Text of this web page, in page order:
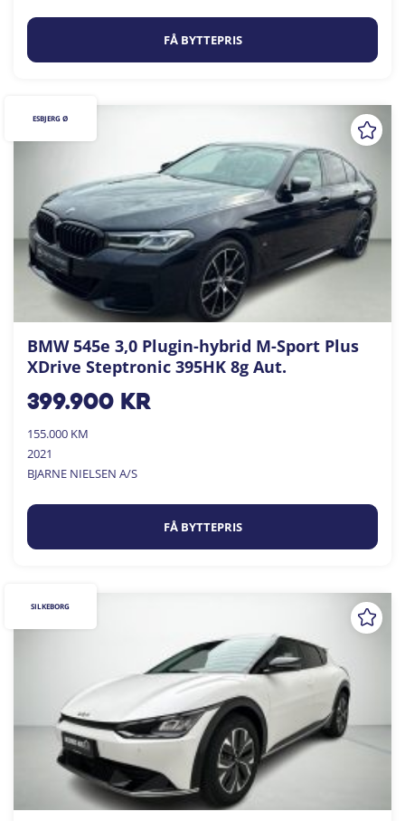
FÅ BYTTEPRIS
BMW 545e 3,0 Plugin-hybrid M-Sport Plus
XDrive Steptronic 395HK 8g Aut.
399.900kr
155.000 KM
2021
BJARNE NIELSEN A/S
FÅ BYTTEPRIS
ESBJERG Ø
SILKEBORG